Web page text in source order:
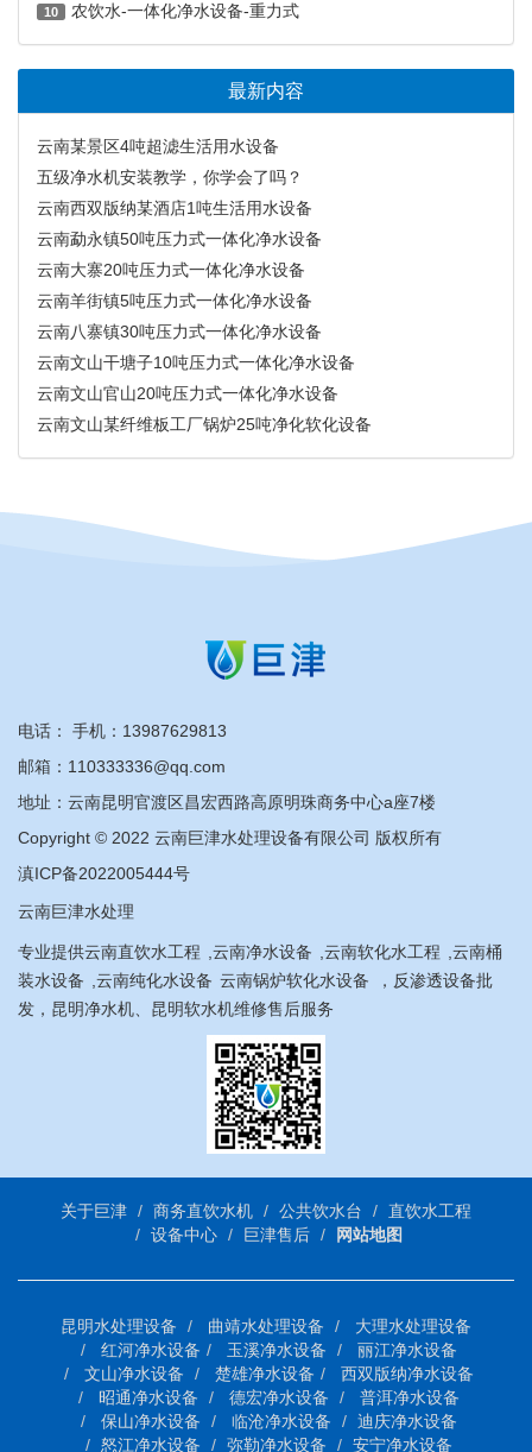
10 农饮水-一体化净水设备-重力式
最新内容
云南某景区4吨超滤生活用水设备
五级净水机安装教学，你学会了吗？
云南西双版纳某酒店1吨生活用水设备
云南勐永镇50吨压力式一体化净水设备
云南大寨20吨压力式一体化净水设备
云南羊街镇5吨压力式一体化净水设备
云南八寨镇30吨压力式一体化净水设备
云南文山干塘子10吨压力式一体化净水设备
云南文山官山20吨压力式一体化净水设备
云南文山某纤维板工厂锅炉25吨净化软化设备
电话： 手机： 13987629813
邮箱：110333336@qq.com
地址：云南昆明官渡区昌宏西路高原明珠商务中心a座7楼
Copyright © 2022 云南巨津水处理设备有限公司 版权所有
滇ICP备2022005444号
云南巨津水处理
专业提供云南直饮水工程 云南净水设备 云南软化水工程
云南桶
装水设备
云南纯化水设备 云南锅炉软化水设备
，反渗透设备批
发，昆明净水机、昆明软水机维修售后服务
关于巨津 商务直饮水机 公共饮水台
直饮水工程
设备中心
巨津售后 网站地图
昆明水处理设备 曲靖水处理设备
大理水处理设备
红河净水设备
玉溪净水设备
丽江净水设备
文山净水设备
楚雄净水设备
西双版纳净水设备
昭通净水设备
德宏净水设备
普洱净水设备
保山净水设备
临沧净水设备
迪庆净水设备
怒江净水设备
弥勒净水设备 安宁净水设备